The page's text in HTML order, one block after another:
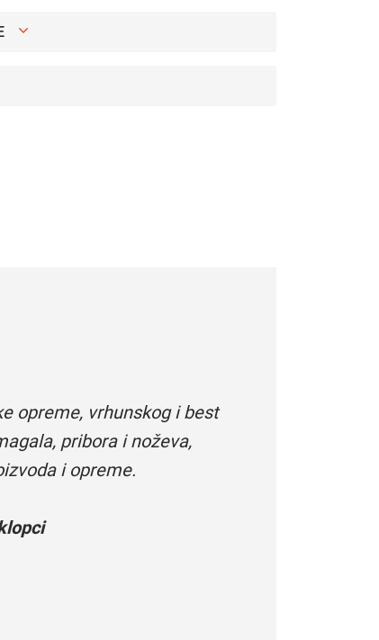
opreme, vrhunskog i best
pribora i noževa,
i opreme.